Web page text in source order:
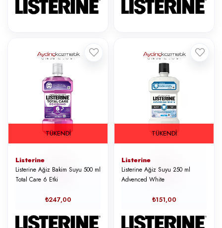
TÜKENDI
Listerine
Listerine Ağiz Bakim Suyu 500 ml
Total Care 6 Etki
₺247,00
TÜKENDI
Listerine
Listerine Ağiz Suyu 250 ml
Advenced White
₺151,00